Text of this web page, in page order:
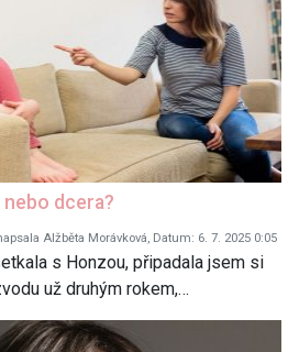
nebo dcera?
Alžběta Morávková, Datum: 6. 7. 2025 0:05
s Honzou, připadala jsem si
už druhým rokem,…